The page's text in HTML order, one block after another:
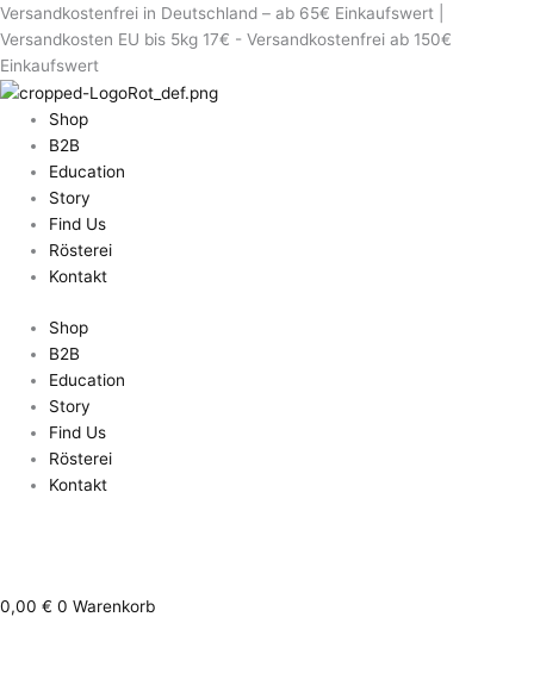
Versandkostenfrei in Deutschland – ab 65€ Einkaufswert |
Versandkosten EU bis 5kg 17€ - Versandkostenfrei ab 150€
Einkaufswert
Shop
B2B
Education
Story
Find Us
Rösterei
Kontakt
Shop
B2B
Education
Story
Find Us
Rösterei
Kontakt
0,00 € 0 Warenkorb
Erforderlich
ErforderlichErforderlichErforderlich